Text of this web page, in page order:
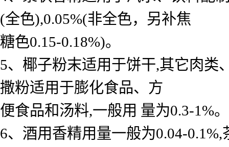
(全色),0.05%(非全色，另补焦
糖色0.15-0.18%)。
5、椰子粉末适用于饼干,其它肉类
撒粉适用于膨化食品、方
便食品和汤料,一般用 量为0.3-1%。
6、酒用香精用量一般为0.04-